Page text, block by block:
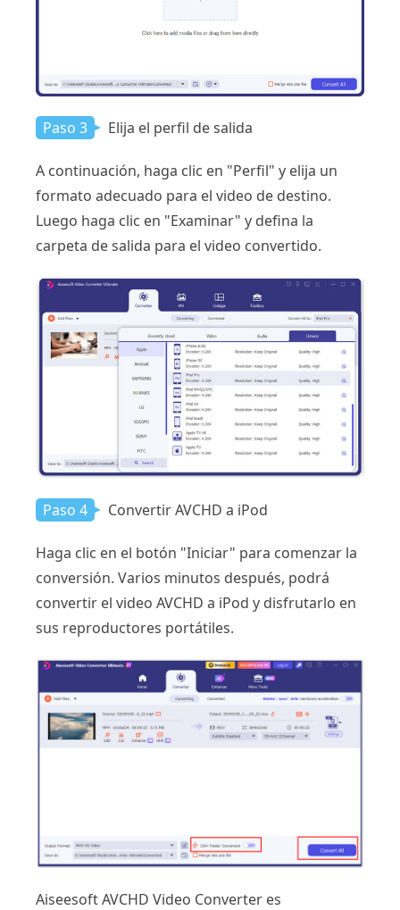
Paso 3 Elija el perfil de salida
A continuación, haga clic en "Perfil" y elija un
formato adecuado para el video de destino.
Luego haga clic en "Examinar" y defina la
carpeta de salida para el video convertido.
Paso 4 Convertir AVCHD a iPod
Haga clic en el botón "Iniciar" para comenzar la
conversión. Varios minutos después, podrá
convertir el video AVCHD a iPod y disfrutarlo en
sus reproductores portátiles.
Aiseesoft AVCHD Video Converter es